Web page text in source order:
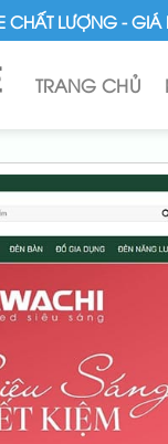
CHẤT LƯỢNG - GIÁ
TRANG CHỦ